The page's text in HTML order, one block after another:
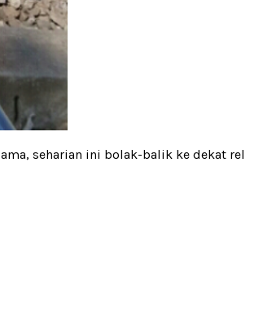
seharian ini bolak-balik ke dekat rel